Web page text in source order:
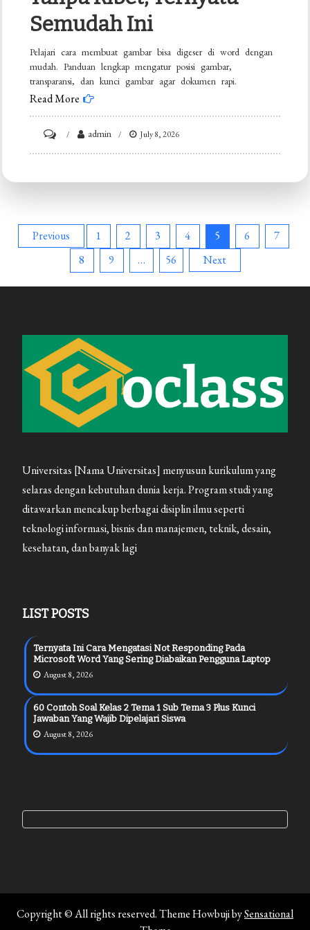
Drastis
Semudah Ini
Pelajari cara membuat gambar bisa digeser di word dengan
mudah. Panduan lengkap mengatur posisi gambar,
transparansi, dan kunci gambar agar dokumen rapi.
Read More
7
Digeser
Word
Ternyata
Semudah
admin July 8, 2026
Posts
pagination
Previous 1 2 3 4 5 6
7
8
9 … 56 Next
Universitas [Nama Universitas] menyusun kurikulum yang
selaras dengan kebutuhan dunia kerja. Program studi yang
ditawarkan mencakup berbagai disiplin ilmu seperti
teknologi informasi, bisnis dan manajemen, teknik, desain,
kesehatan, dan banyak lagi
LIST POSTS
Ternyata Ini Cara Mengatasi Not Responding Pada
Microsoft Word Yang Sering Diabaikan Pengguna Laptop
August 8, 2026
60 Contoh Soal Kelas 2 Tema 1 Sub Tema 3 Plus Kunci
Jawaban Yang Wajib Dipelajari Siswa
August 8, 2026
Copyright © All rights reserved. Theme Howbuji bySensational